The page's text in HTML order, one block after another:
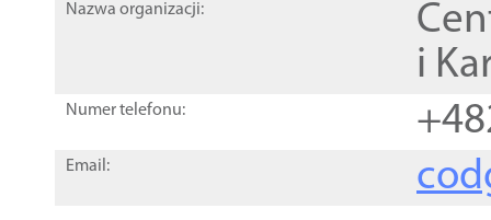
Nazwa organizacji:
i
Numer telefonu:
Email: